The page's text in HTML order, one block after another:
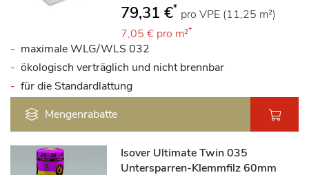
79,31 €* pro VPE (11,25 m²)
7,05 € pro m²*
maximale WLG/WLS 032
ökologisch verträglich und nicht brennbar
für die Standardlattung
Mengenrabatte
Isover Ultimate Twin 035
Untersparren-Klemmfilz 60mm